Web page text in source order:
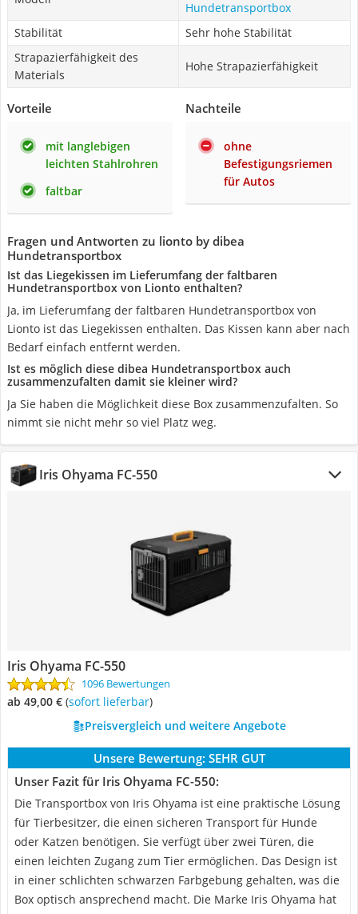
Hundetransportbox
Stabilität
Sehr hohe Stabilität
Strapazierfähigkeit des
Materials
Hohe Strapazierfähigkeit
Vorteile
mit langlebigen
leichten Stahlrohren
faltbar
Nachteile
ohne
Befestigungsriemen
für Autos
Fragen und Antworten zu lionto by dibea
Hundetransportbox
Ist das Liegekissen im Lieferumfang der faltbaren
Hundetransportbox von Lionto enthalten?
Ja, im Lieferumfang der faltbaren Hundetransportbox von
Lionto ist das Liegekissen enthalten. Das Kissen kann aber nach
Bedarf einfach entfernt werden.
Ist es möglich diese dibea Hundetransportbox auch
zusammenzufalten damit sie kleiner wird?
Ja Sie haben die Möglichkeit diese Box zusammenzufalten. So
nimmt sie nicht mehr so viel Platz weg.
Iris Ohyama FC-550
Iris Ohyama FC-550
1096 Bewertungen
ab 49,00 € ( Sofort lieferbar)
Preisvergleich und weitere Angebote
Unsere Bewertung: SEHR GUT
Unser Fazit für Iris Ohyama FC-550:
Die Transportbox von Iris Ohyama ist eine praktische Lösung
für Tierbesitzer, die einen sicheren Transport für Hunde
oder Katzen benötigen. Sie verfügt über zwei Türen, die
einen leichten Zugang zum Tier ermöglichen. Das Design ist
in einer schlichten schwarzen Farbgebung gehalten, was die
Box optisch ansprechend macht. Die Marke Iris Ohyama hat